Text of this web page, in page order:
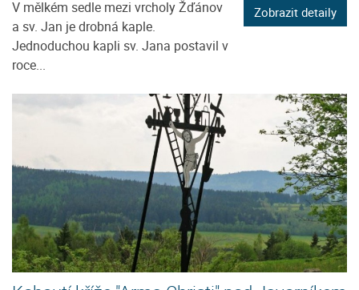
V mělkém sedle mezi vrcholy Žďánov
a sv. Jan je drobná kaple.
Jednoduchou kapli sv. Jana postavil v
roce...
Zobrazit detaily